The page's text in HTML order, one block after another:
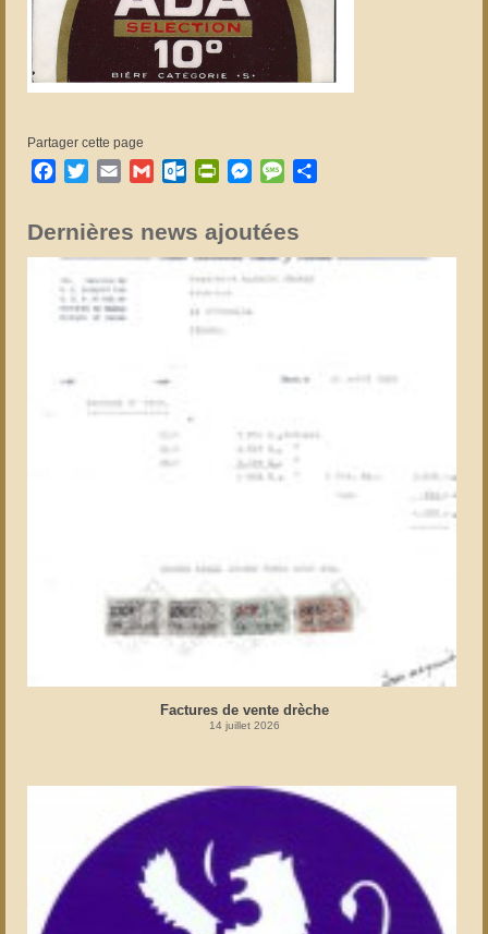
Partager cette page
Facebook
TwitterEmail GmailOutlook.com
PrintFriendly
Messenger
Message
Dernières news ajoutées
Factures de vente drèche
14 juillet 2026